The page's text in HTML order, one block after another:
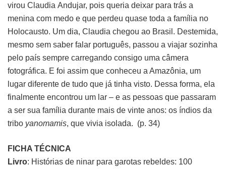
virou Claudia Andujar, pois queria deixar para trás a
menina com medo e que perdeu quase toda a família no
Holocausto. Um dia, Claudia chegou ao Brasil. Destemida,
mesmo sem saber falar português, passou a viajar sozinha
pelo país sempre carregando consigo uma câmera
fotográfica. E foi assim que conheceu a Amazônia, um
lugar diferente de tudo que já tinha visto. Dessa forma, ela
finalmente encontrou um lar – e as pessoas que passaram
a ser sua família durante mais de vinte anos: os índios da
tribo yanomamis, que vivia isolada. (p. 34)
FICHA TÉCNICA
Livro: Histórias de ninar para garotas rebeldes: 100